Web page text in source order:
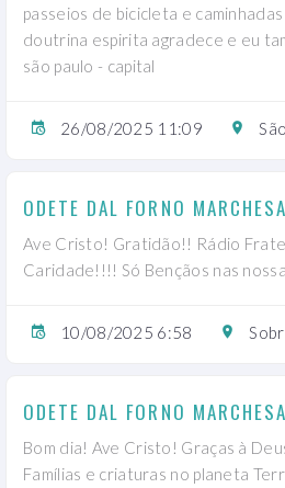
passeios de bicicleta e
doutrina espirita agradece e eu
são paulo - capital
26/08/2025 11:09
ODETE DAL FORNO
Ave Cristo! Gratidão!! Rádio
Caridade!!!! Só Bençãos nas
10/08/2025 6:58
ODETE DAL FORNO
Bom dia! Ave Cristo! Graças à
Famílias e criaturas no planeta